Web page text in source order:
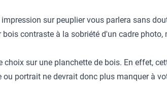
sur peuplier vous parlera sans
contraste à la sobriété d'un cadre photo,
sur une planchette de bois. En effet,
portrait ne devrait donc plus manquer à